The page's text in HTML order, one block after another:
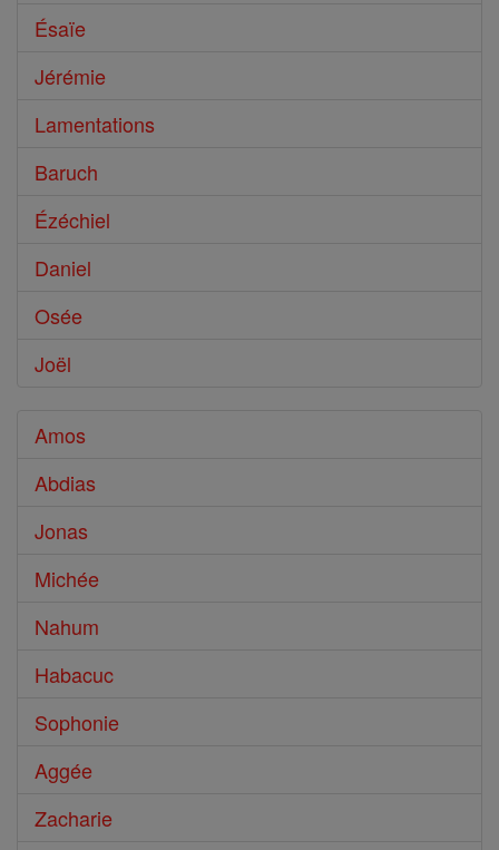
Ésaïe
Jérémie
Lamentations
Baruch
Ézéchiel
Daniel
Osée
Joël
Amos
Abdias
Jonas
Michée
Nahum
Habacuc
Sophonie
Aggée
Zacharie